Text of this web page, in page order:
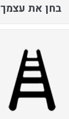
בחן את עצמך